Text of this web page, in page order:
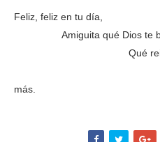
Feliz, feliz en tu día,
Amiguita qué Dios te
Qué
Y qué
más.